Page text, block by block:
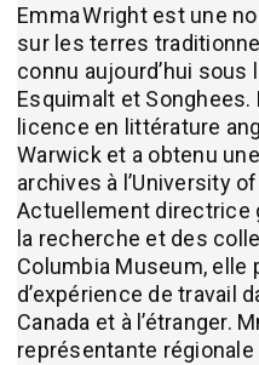
Emma Wright est une
sur les terres
connu aujourd’hui sous
Esquimalt et Songhees.
licence en littérature
Warwick et a obtenu
archives à l’University
Actuellement directrice
la recherche et des
Columbia Museum, elle
d’expérience de travail
Canada et à l’étranger.
représentante